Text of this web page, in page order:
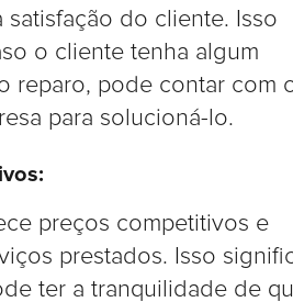
satisfação do cliente. Isso
o cliente tenha algum
reparo, pode contar com
para solucioná-lo.
preços competitivos e
prestados. Isso
ter a tranquilidade de